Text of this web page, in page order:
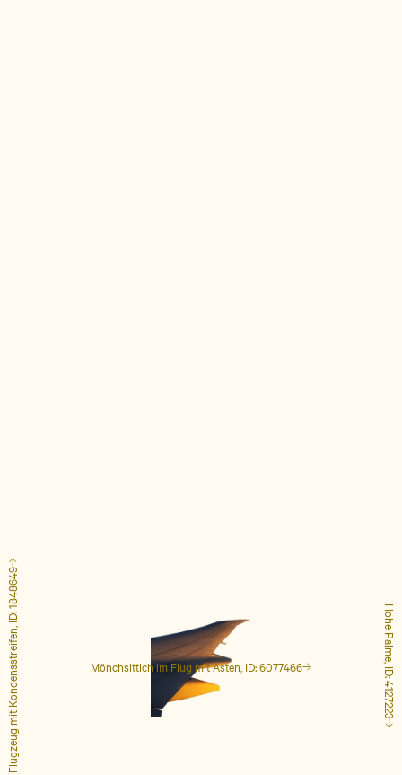
Mönchsittich im Flug mit Ästen, ID: 6077466 Hohe Palme, ID: 4127223
Flugzeug mit Kondensstreifen, ID: 1848649